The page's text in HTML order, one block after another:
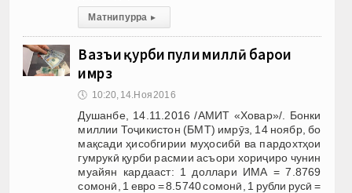
Матни пурра ▸
Вазъи қурби пули миллӣ барои
имрӯз
🕔 10:20, 14.Ноя 2016
Душанбе, 14.11.2016 /АМИТ «Ховар»/. Бонки
миллии Тоҷикистон (БМТ) имрӯз, 14 ноябр, бо
мақсади ҳисобгирии муҳосибӣ ва пардохтҳои
гумрукӣ қурби расмии асъори хориҷиро чунин
муайян кардааст: 1 доллари ИМА = 7.8769
сомонӣ, 1 евро = 8.5740 сомонӣ, 1 рубли русӣ =